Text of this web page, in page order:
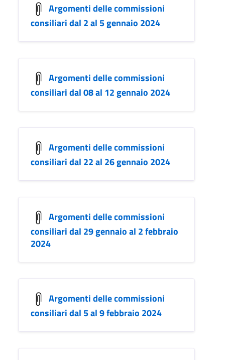
Argomenti delle commissioni
consiliari dal 2 al 5 gennaio 2024
Argomenti delle commissioni
consiliari dal 08 al 12 gennaio 2024
Argomenti delle commissioni
consiliari dal 22 al 26 gennaio 2024
Argomenti delle commissioni
consiliari dal 29 gennaio al 2 febbraio
2024
Argomenti delle commissioni
consiliari dal 5 al 9 febbraio 2024